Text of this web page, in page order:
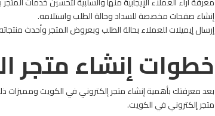
إنشاء صفحات مخصصة للسداد وحالة الطلب واستلامه.
إرسال إيميلات للعملاء بحالة الطلب وبعروض المتجر وأحدث
خطوات إنشاء متجر
بعد معرفتك بأهمية إنشاء متجر إلكتروني في الكويت
متجر إلكتروني في الكويت.